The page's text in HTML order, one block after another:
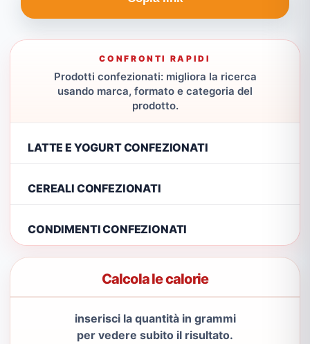
CONFRONTI RAPIDI
Prodotti confezionati: migliora la ricerca
usando marca, formato e categoria del
prodotto.
LATTE E YOGURT CONFEZIONATI
CEREALI CONFEZIONATI
CONDIMENTI CONFEZIONATI
Calcola le calorie
inserisci la quantità in grammi
per vedere subito il risultato.